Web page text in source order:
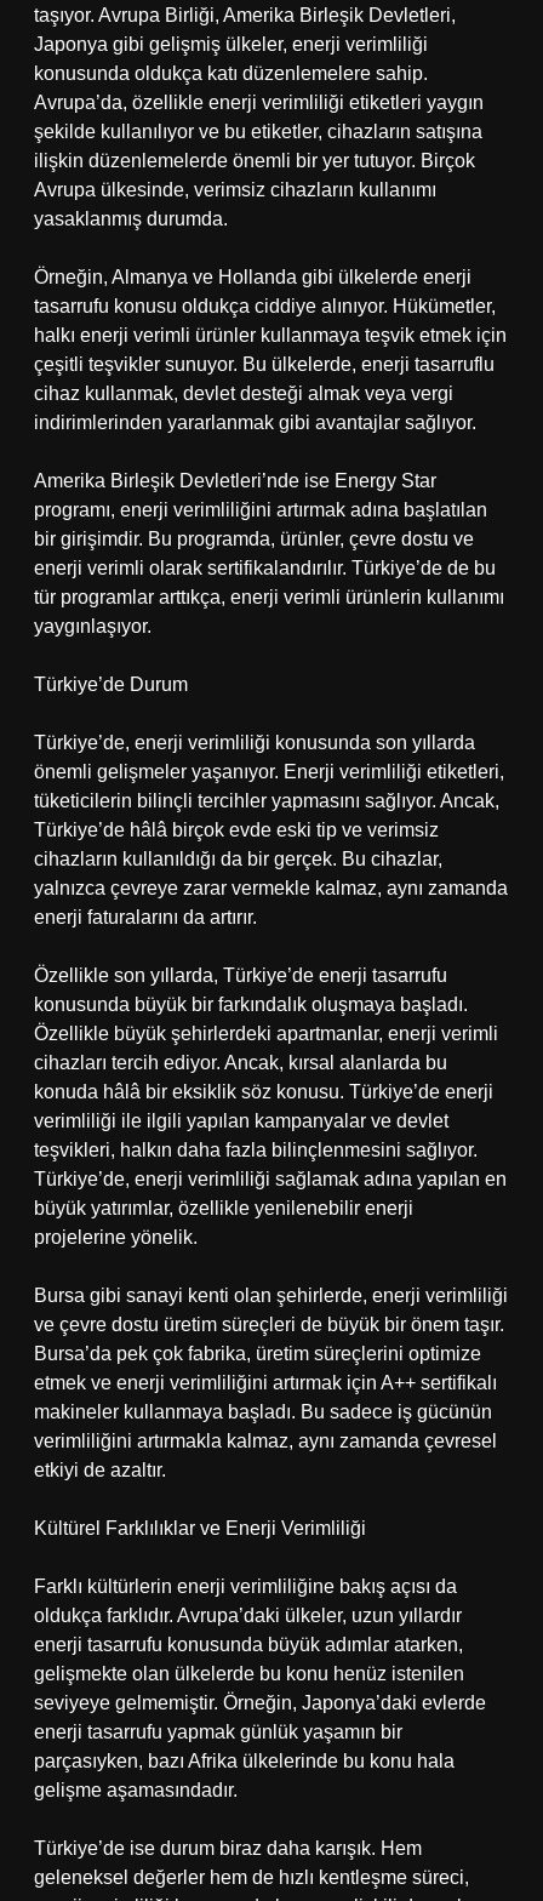
taşıyor. Avrupa Birliği, Amerika Birleşik Devletleri,
Japonya gibi gelişmiş ülkeler, enerji verimliliği
konusunda oldukça katı düzenlemelere sahip.
Avrupa’da, özellikle enerji verimliliği etiketleri yaygın
şekilde kullanılıyor ve bu etiketler, cihazların satışına
ilişkin düzenlemelerde önemli bir yer tutuyor. Birçok
Avrupa ülkesinde, verimsiz cihazların kullanımı
yasaklanmış durumda.
Örneğin, Almanya ve Hollanda gibi ülkelerde enerji
tasarrufu konusu oldukça ciddiye alınıyor. Hükümetler,
halkı enerji verimli ürünler kullanmaya teşvik etmek için
çeşitli teşvikler sunuyor. Bu ülkelerde, enerji tasarruflu
cihaz kullanmak, devlet desteği almak veya vergi
indirimlerinden yararlanmak gibi avantajlar sağlıyor.
Amerika Birleşik Devletleri’nde ise Energy Star
programı, enerji verimliliğini artırmak adına başlatılan
bir girişimdir. Bu programda, ürünler, çevre dostu ve
enerji verimli olarak sertifikalandırılır. Türkiye’de de bu
tür programlar arttıkça, enerji verimli ürünlerin kullanımı
yaygınlaşıyor.
Türkiye’de Durum
Türkiye’de, enerji verimliliği konusunda son yıllarda
önemli gelişmeler yaşanıyor. Enerji verimliliği etiketleri,
tüketicilerin bilinçli tercihler yapmasını sağlıyor. Ancak,
Türkiye’de hâlâ birçok evde eski tip ve verimsiz
cihazların kullanıldığı da bir gerçek. Bu cihazlar,
yalnızca çevreye zarar vermekle kalmaz, aynı zamanda
enerji faturalarını da artırır.
Özellikle son yıllarda, Türkiye’de enerji tasarrufu
konusunda büyük bir farkındalık oluşmaya başladı.
Özellikle büyük şehirlerdeki apartmanlar, enerji verimli
cihazları tercih ediyor. Ancak, kırsal alanlarda bu
konuda hâlâ bir eksiklik söz konusu. Türkiye’de enerji
verimliliği ile ilgili yapılan kampanyalar ve devlet
teşvikleri, halkın daha fazla bilinçlenmesini sağlıyor.
Türkiye’de, enerji verimliliği sağlamak adına yapılan en
büyük yatırımlar, özellikle yenilenebilir enerji
projelerine yönelik.
Bursa gibi sanayi kenti olan şehirlerde, enerji verimliliği
ve çevre dostu üretim süreçleri de büyük bir önem taşır.
Bursa’da pek çok fabrika, üretim süreçlerini optimize
etmek ve enerji verimliliğini artırmak için A++ sertifikalı
makineler kullanmaya başladı. Bu sadece iş gücünün
verimliliğini artırmakla kalmaz, aynı zamanda çevresel
etkiyi de azaltır.
Kültürel Farklılıklar ve Enerji Verimliliği
Farklı kültürlerin enerji verimliliğine bakış açısı da
oldukça farklıdır. Avrupa’daki ülkeler, uzun yıllardır
enerji tasarrufu konusunda büyük adımlar atarken,
gelişmekte olan ülkelerde bu konu henüz istenilen
seviyeye gelmemiştir. Örneğin, Japonya’daki evlerde
enerji tasarrufu yapmak günlük yaşamın bir
parçasıyken, bazı Afrika ülkelerinde bu konu hala
gelişme aşamasındadır.
Türkiye’de ise durum biraz daha karışık. Hem
geleneksel değerler hem de hızlı kentleşme süreci,